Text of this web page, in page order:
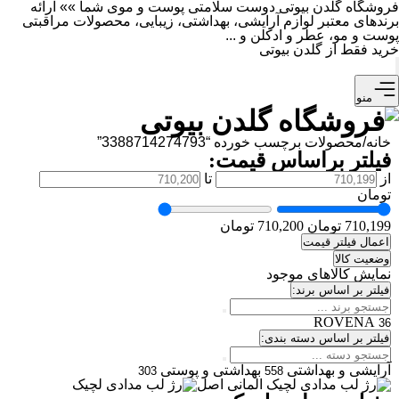
فروشگاه گلدن بیوتی دوست سلامتی پوست و موی شما »» ارائه
برندهای معتبر لوازم آرایشی، بهداشتی، زیبایی، محصولات مراقبتی
پوست و مو، عطر و ادکلن و ...
خرید فقط از گلدن بیوتی
منو
خانه/محصولات برچسب خورده “3388714274793”
فیلتر براساس قیمت:
از
تا
تومان
710,199 تومان 710,200 تومان
اعمال فیلتر قیمت
وضعیت کالا
نمایش کالاهای موجود
فیلتر بر اساس برند:
ROVENA 36
فیلتر بر اساس دسته بندی:
آرایشی و بهداشتی 558 بهداشتی و پوستی 303